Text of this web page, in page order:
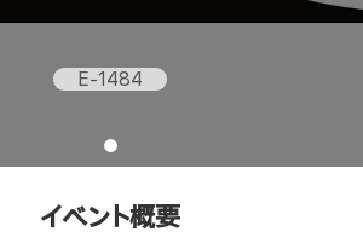
E-1484
イベント概要